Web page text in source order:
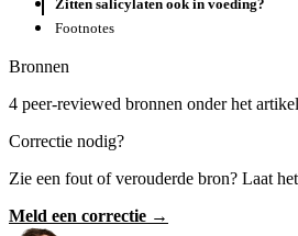
Zitten salicylaten ook in voeding?
Footnotes
Bronnen
4 peer-reviewed bronnen onder het
Correctie nodig?
Zie een fout of verouderde bron? Laat
Meld een correctie →